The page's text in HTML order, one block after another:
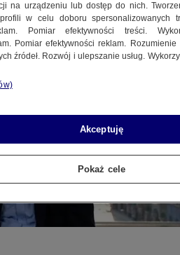
na urządzeniu lub dostęp do nich.
profili w celu doboru spersonalizowanych
Pomiar efektywności treści.
Pomiar efektywności reklam.
źródeł. Rozwój i ulepszanie usług.
Akceptuję
Pokaż cele